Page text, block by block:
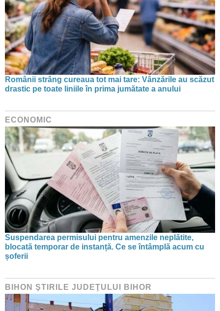
Românii strâng cureaua tot mai tare: Vânzările au scăzut
drastic pe toate liniile în prima jumătate a anului
ECONOMIC
Suspendarea permisului pentru amenzile neplătite,
blocată temporar de instanță. Ce se întâmplă acum cu
șoferii
BIHON ŞTIRILE JUDEŢULUI BIHOR